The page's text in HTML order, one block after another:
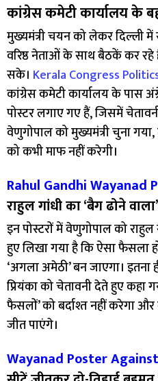
कांग्रेस कमेटी कार्यालय के
मुख्यमंत्री चयन को लेकर दिल्ली
वरिष्ठ नेताओं के साथ बैठकें कर
सके। Kerala Congress
कांग्रेस कमेटी कार्यालय के पास
पोस्टर लगाए गए हैं, जिसमें
वेणुगोपाल को मुख्यमंत्री चुना
को कभी माफ नहीं करेगी।
Rahul Gandhi Wayanad
राहुल गांधी का ‘बैग ढोने
इन पोस्टरों में वेणुगोपाल को राहुल
हुए लिखा गया है कि ऐसा फैसला
‘अगला अमेठी’ बन जाएगा। इतना
प्रियंका को चेतावनी देते हुए कहा
फैसलों’ को बर्दाश्त नहीं करेगा और
जीत पाएंगे।
Wayanad Poster